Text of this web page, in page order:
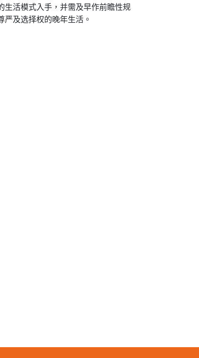
生活模式入手，并需及早作前瞻性规
及选择权的晚年生活。